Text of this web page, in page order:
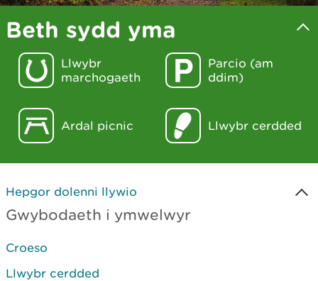
Beth sydd yma
Llwybr
marchogaeth
Parcio (am
ddim)
Ardal picnic Llwybr cerdded
Hepgor dolenni llywio
Gwybodaeth i ymwelwyr
Croeso
Llwybr cerdded